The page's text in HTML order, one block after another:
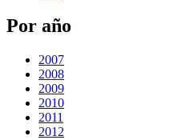
Por año
2007
2008
2009
2010
2011
2012